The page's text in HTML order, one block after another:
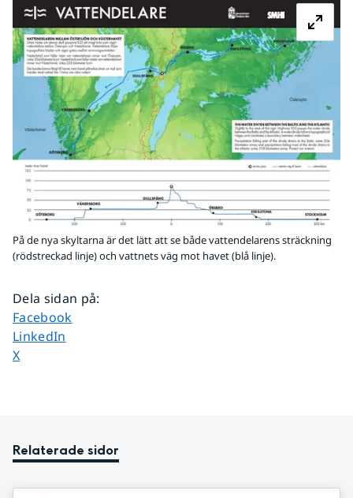
På de nya skyltarna är det lätt att se både vattendelarens sträckning
(rödstreckad linje) och vattnets väg mot havet (blå linje).
Dela sidan på:
Dela sidan på
Facebook
Dela sidan på
LinkedIn
Dela sidan på
X
Relaterade sidor